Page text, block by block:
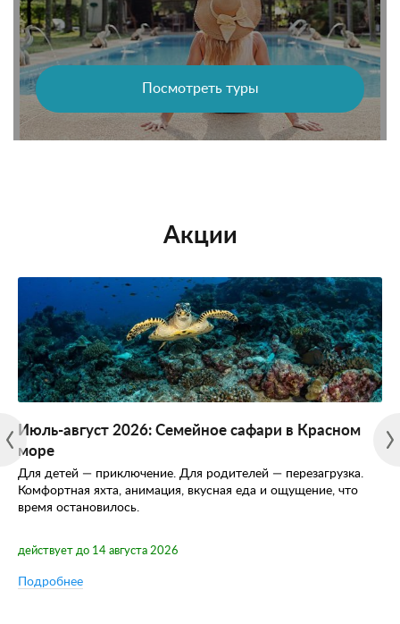
Посмотреть туры
Акции
Июль-август 2026: Семейное сафари в Красном
море
Для детей — приключение. Для родителей — перезагрузка.
Комфортная яхта, анимация, вкусная еда и ощущение, что
время остановилось.
действует до 14 августа 2026
Подробнее